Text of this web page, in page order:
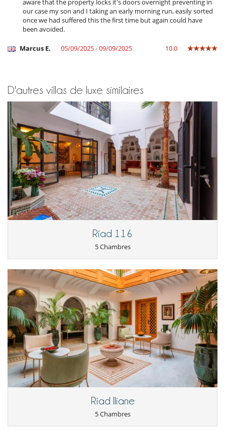
Espace lounge sur la terrasse
Espace(s) repas en plein air
Terrasse(s)
Enfants
Coffre fort
Système d'alarme
Loisirs, bien-être & activités sportives
Accès internet (wifi)
Bain nordique
Espace yoga
Hammam
La maison n'a pas de piscine
Livres
Spa (espace de soins complet et dédié)
Personnel
Cuisinière
Femme de ménage
Pour votre confort et votre agrément
Espace de relaxation
Rooftop aménagé en terrasse
Salon et salle à manger réunis
Véranda
aware that the property locks it's doors overnight preventing in
our case my son and I taking an early morning run, easily sorted
once we had suffered this the first time but again could have
been avoided.
Marcus E. 05/09/2025 - 09/09/2025 10.0
D'autres villas de luxe similaires
Riad 116
5 Chambres
Riad Iliane
5 Chambres